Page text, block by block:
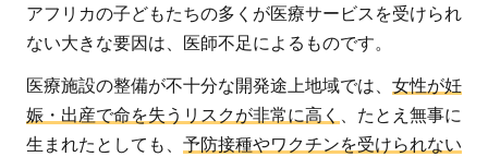
け
る
め
に
アフリカの子どもたちの多くが医療サービスを受けられ
ない大きな要因は、医師不足によるものです。
医療施設の整備が不十分な開発途上地域では、 女性が妊
娠・出産で命を失うリスクが非常に高く
、たとえ無事に
生まれたとしても、 予防接種やワクチンを受けられない